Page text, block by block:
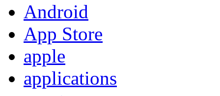
Android
App Store
apple
applications